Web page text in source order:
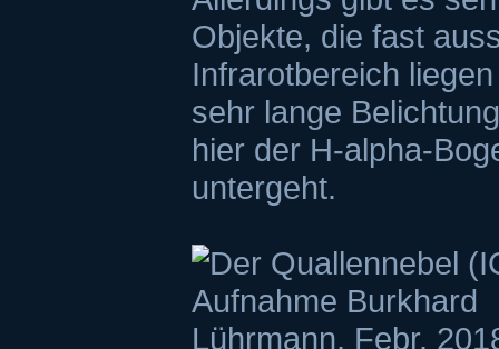
Objekte, die fast
Infrarotbereich
sehr lange
hier der H-alpha-
untergeht.